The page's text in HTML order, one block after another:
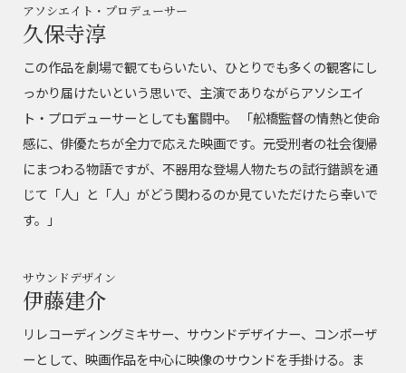
アソシエイト・プロデューサー
久保寺淳
この作品を劇場で観てもらいたい、ひとりでも多くの観客にし
っかり届けたいという思いで、主演でありながらアソシエイ
ト・プロデューサーとしても奮闘中。 「舩橋監督の情熱と使命
感に、俳優たちが全力で応えた映画です。元受刑者の社会復帰
にまつわる物語ですが、不器用な登場人物たちの試行錯誤を通
じて「人」と「人」がどう関わるのか見ていただけたら幸いで
す。」
サウンドデザイン
伊藤建介
リレコーディングミキサー、サウンドデザイナー、コンポーザ
ーとして、映画作品を中心に映像のサウンドを手掛ける。ま